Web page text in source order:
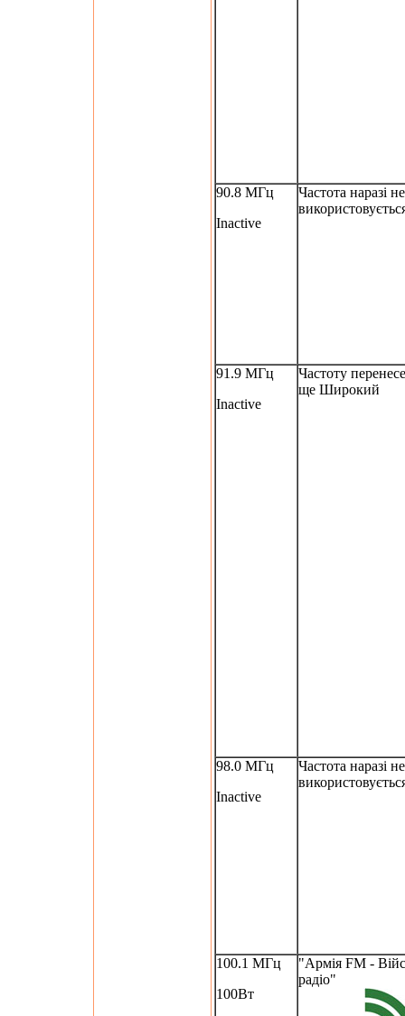
90.8 МГц
Inactive
Частота наразі не
91.9 МГц
Inactive
Частоту
ще Широкий
98.0 МГц
Inactive
Частота наразі не
100.1 МГц
100Вт
"Армія FM -
радіо"